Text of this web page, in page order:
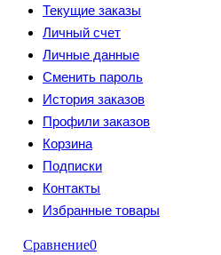
Текущие заказы
Личный счет
Личные данные
Сменить пароль
История заказов
Профили заказов
Корзина
Подписки
Контакты
Избранные товары
Сравнение0